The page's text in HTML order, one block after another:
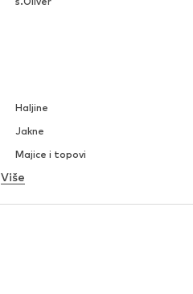
Haljine
Jakne
Majice i topovi
Donje rublje
Bluze i tunike
Više